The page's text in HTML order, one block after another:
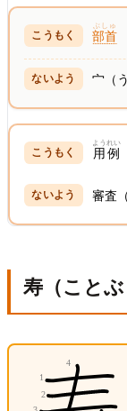
部首
ぶしゅ
宀（
用例
ようれい
審査
寿（ことぶ